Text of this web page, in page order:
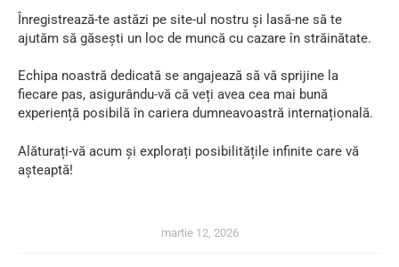
Înregistrează-te astăzi pe site-ul nostru și lasă-ne să te
ajutăm să găsești un loc de muncă cu cazare în străinătate.
Echipa noastră dedicată se angajează să vă sprijine la
fiecare pas, asigurându-vă că veți avea cea mai bună
experiență posibilă în cariera dumneavoastră internațională.
Alăturați-vă acum și explorați posibilitățile infinite care vă
așteaptă!
martie 12, 2026